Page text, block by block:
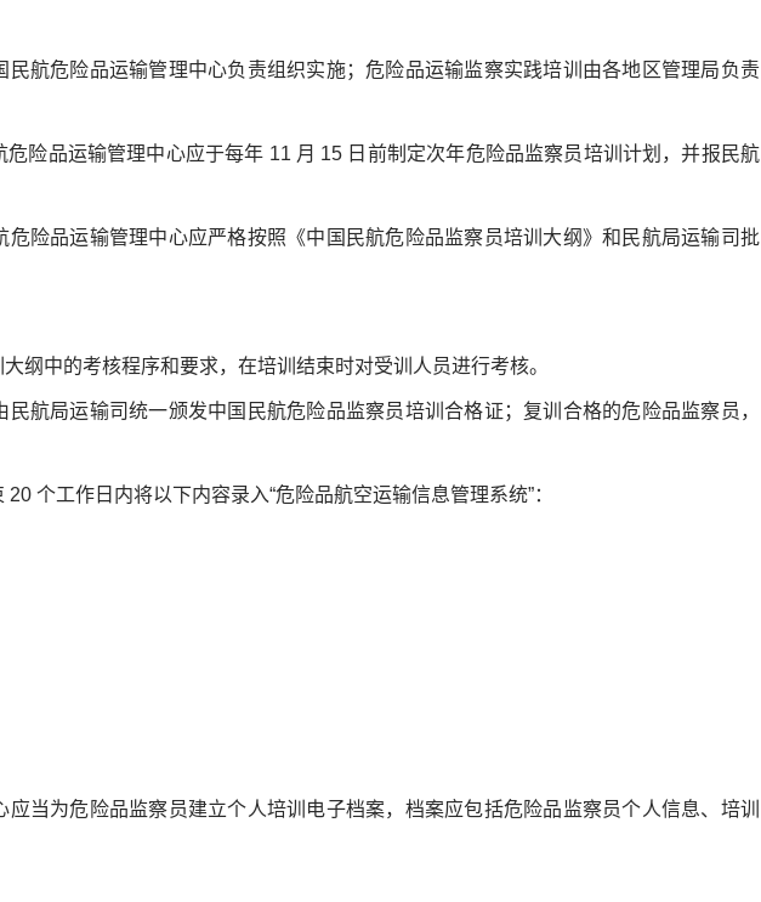
航危险品运输管理中心负责组织实施；危险品运输监察实践培训由各地区管理局负责
险品运输管理中心应于每年 11 月 15 日前制定次年危险品监察员培训计划，并报民航
险品运输管理中心应严格按照《中国民航危险品监察员培训大纲》和民航局运输司批
纲中的考核程序和要求，在培训结束时对受训人员进行考核。
航局运输司统一颁发中国民航危险品监察员培训合格证；复训合格的危险品监察员，
个工作日内将以下内容录入“危险品航空运输信息管理系统”：
当为危险品监察员建立个人培训电子档案，档案应包括危险品监察员个人信息、培训